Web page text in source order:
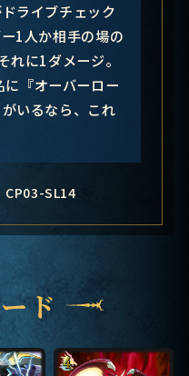
ライブチェック
1人か相手の場の
れに1ダメージ。
『オーバーロー
いるなら、これ
CP03-SL14
ド